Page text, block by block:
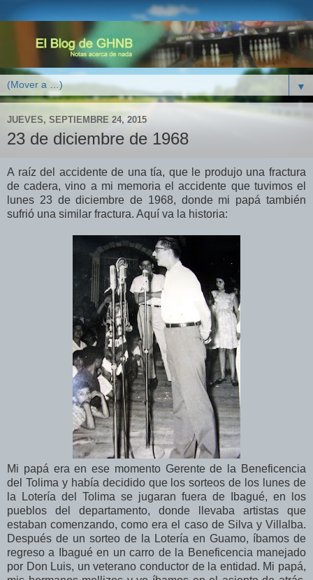
▼
JUEVES, SEPTIEMBRE 24, 2015
23 de diciembre de 1968
A raíz del accidente de una tía, que le produjo una fractura
de cadera, vino a mi memoria el accidente que tuvimos el
lunes 23 de diciembre de 1968, donde mi papá también
sufrió una similar fractura. Aquí va la historia:
Mi papá era en ese momento Gerente de la Beneficencia
del Tolima y había decidido que los sorteos de los lunes de
la Lotería del Tolima se jugaran fuera de Ibagué, en los
pueblos del departamento, donde llevaba artistas que
estaban comenzando, como era el caso de Silva y Villalba.
Después de un sorteo de la Lotería en Guamo, íbamos de
regreso a Ibagué en un carro de la Beneficencia manejado
por Don Luis, un veterano conductor de la entidad. Mi papá,